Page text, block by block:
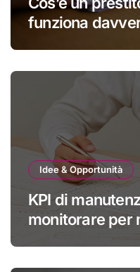
funziona
Idee & Opportunità
KPI di
monitorare per